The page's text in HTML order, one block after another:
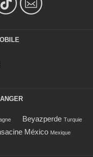
Beyazperde Turquie
México Mexique